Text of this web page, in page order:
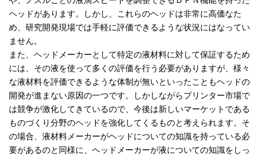
ヘッドがあります。しかし、これらのヘッドは非常に高価なた
め、研究開発現場では手軽に評価できるような状況にはなってい
ません。
また、ヘッドメーカーとして特定の液材料に対して保証するため
には、その液を使って多くの評価を行う必要がありますが、様々
な液材料を評価できるような体制が無いといったこともヘッドの
開発が進まない原因の一つです。しかしながらプリンター市場で
は競争が激化してきているので、今後は新しいマーケットである
ものづくり分野のヘッドを強化してくるものと考えられます。そ
の場合、液材料メーカーがヘッドについての知識を持っている必
要があるのと同様に、ヘッドメーカーが液についての知識をしっ